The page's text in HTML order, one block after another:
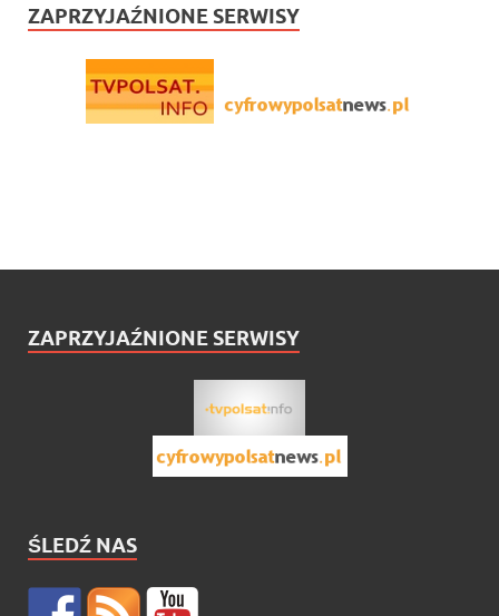
ZAPRZYJAŹNIONE SERWISY
ZAPRZYJAŹNIONE SERWISY
ŚLEDŹ NAS